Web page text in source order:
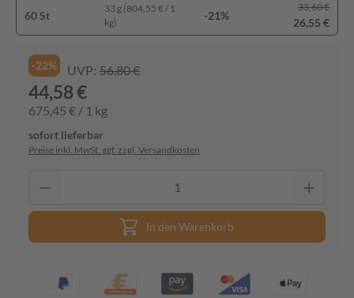
60 St
33 g (804,55 € / 1
kg)
-21%
33,60 €
26,55 €
-22% UVP: 56,80 €
44,58 €
675,45 € / 1 kg
sofort lieferbar
Preise inkl. MwSt. ggf. zzgl. Versandkosten
In den Warenkorb